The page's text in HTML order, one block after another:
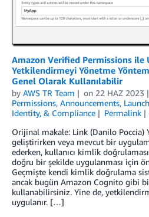
Amazon Verified Permissions ile
Yetkilendirmeyi Yönetme
Genel Olarak Kullanılabilir
by AWS TR Team on 22 HAZ 2023
Permissions, Announcements, Launch
Identity, & Compliance
Permalink
Orijinal makale: Link (Danilo Poccia)
geliştirirken veya mevcut bir
ederken, kullanıcı kimlik
doğru bir şekilde uygulanması için
Geçmişte kendi kimlik doğrulama
ancak bugün Amazon Cognito gibi
kullanabilirsiniz. Yine de,
uygulanır. […]